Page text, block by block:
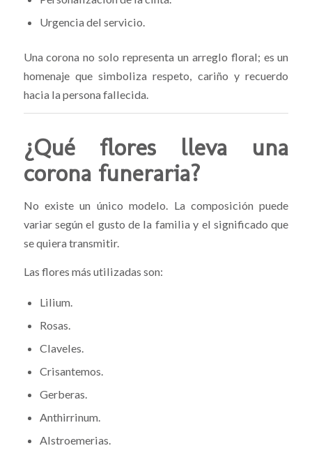
Urgencia del servicio.
Una corona no solo representa un arreglo floral; es un
homenaje que simboliza respeto, cariño y recuerdo
hacia la persona fallecida.
¿Qué flores lleva una
corona funeraria?
No existe un único modelo. La composición puede
variar según el gusto de la familia y el significado que
se quiera transmitir.
Las flores más utilizadas son:
Lilium.
Rosas.
Claveles.
Crisantemos.
Gerberas.
Anthirrinum.
Alstroemerias.